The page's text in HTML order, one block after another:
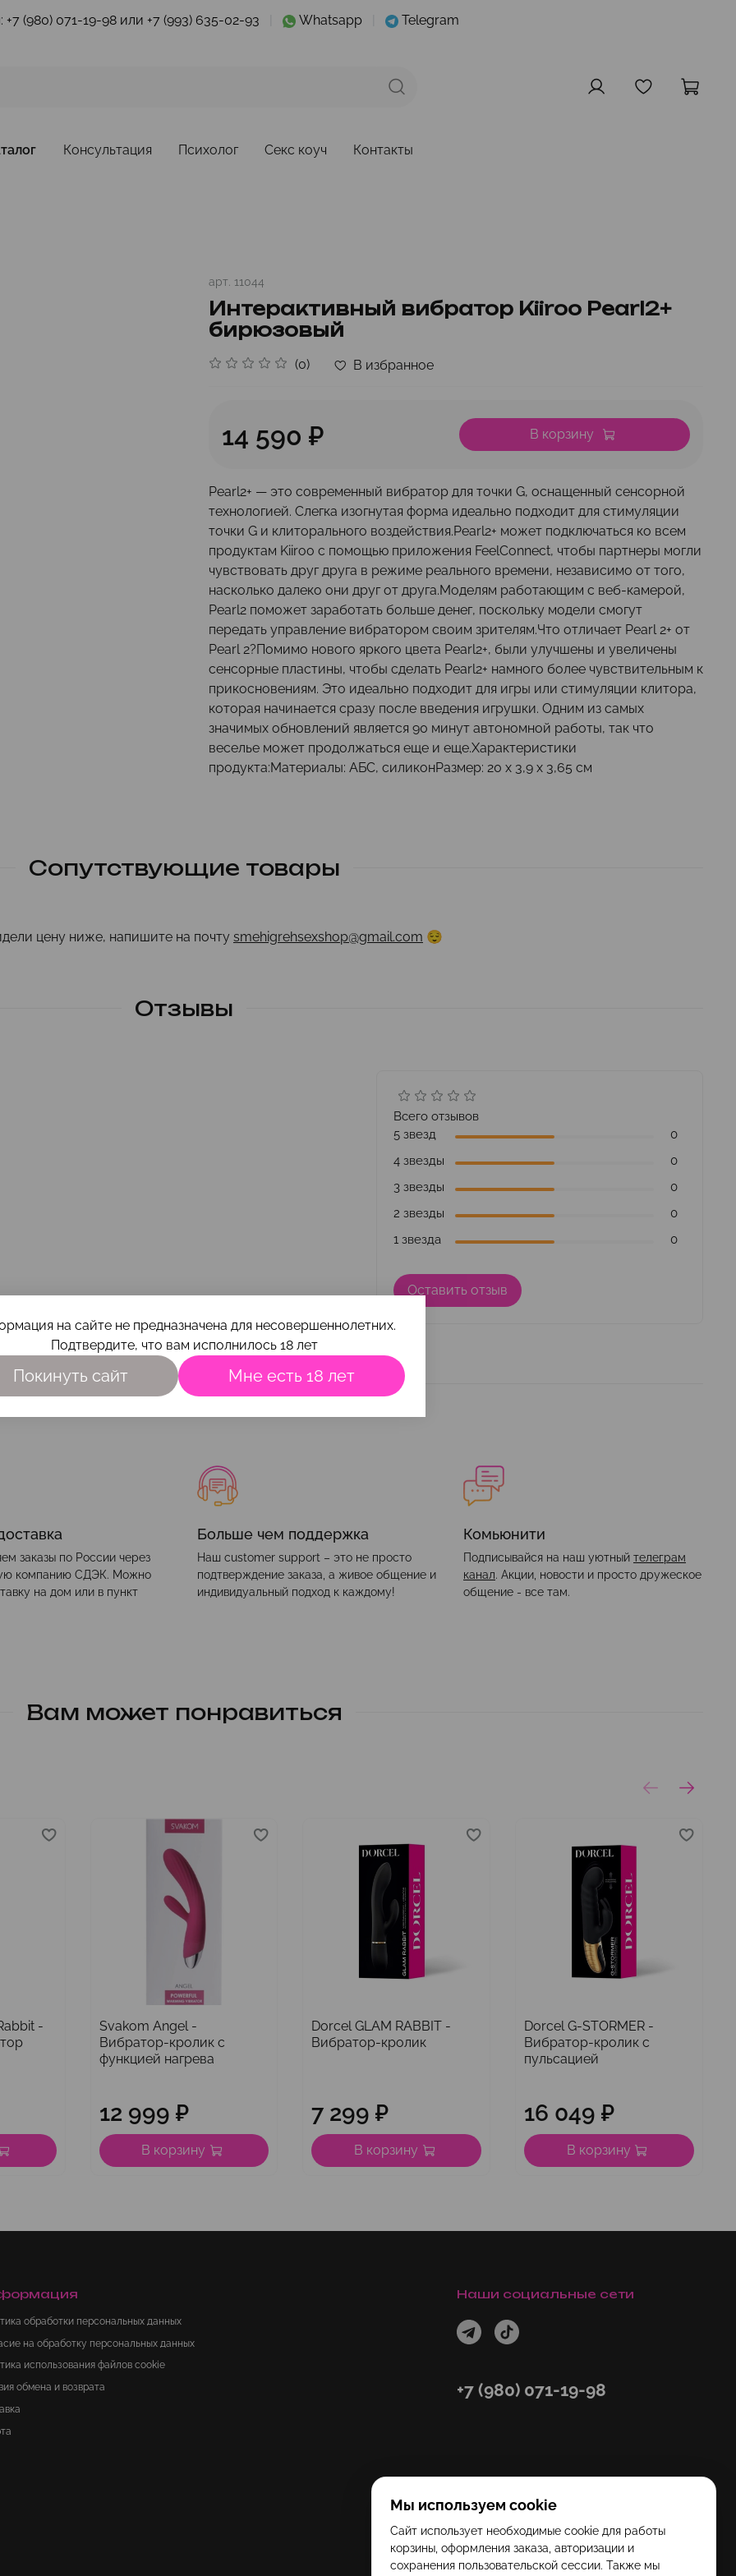
+7 (980) 071-19-98 или +7 (993) 635-02-93 Whatsapp Telegram
Консультация Психолог Секс коуч Контакты
арт. 11044
Интерактивный вибратор Kiiroo Pearl2+
бирюзовый
(0) В избранное
14 590 ₽ В корзину
Pearl2+ — это современный вибратор для точки G, оснащенный сенсорной
технологией. Слегка изогнутая форма идеально подходит для стимуляции
точки G и клиторального воздействия.Pearl2+ может подключаться ко всем
продуктам Kiiroo с помощью приложения FeelConnect, чтобы партнеры могли
чувствовать друг друга в режиме реального времени, независимо от того,
насколько далеко они друг от друга.Моделям работающим с веб-камерой,
Pearl2 поможет заработать больше денег, поскольку модели смогут
передать управление вибратором своим зрителям.Что отличает Pearl 2+ от
Pearl 2?Помимо нового яркого цвета Pearl2+, были улучшены и увеличены
сенсорные пластины, чтобы сделать Pearl2+ намного более чувствительным к
прикосновениям. Это идеально подходит для игры или стимуляции клитора,
которая начинается сразу после введения игрушки. Одним из самых
значимых обновлений является 90 минут автономной работы, так что
веселье может продолжаться еще и еще.Характеристики
продукта:Материалы: АБС, силиконРазмер: 20 х 3,9 х 3,65 см
Сопутствующие товары
цену ниже, напишите на почту smehigrehsexshop@gmail.com 😌
Отзывы
Всего отзывов
5 звезд
0
4 звезды
0
3 звезды
0
2 звезды
0
1 звезда
0
Оставить отзыв
Наши преимущества
заказы по России через
компанию СДЭК. Можно
на дом или в пункт
Больше чем поддержка
Наш customer support – это не просто
подтверждение заказа, а живое общение и
индивидуальный подход к каждому!
Комьюнити
Подписывайся на наш уютный телеграм
канал. Акции, новости и просто дружеское
общение - все там.
Вам может понравиться
-
Svakom Angel -
Вибратор-кролик с
функцией нагрева
12 999 ₽
В корзину
Dorcel GLAM RABBIT -
Вибратор-кролик
7 299 ₽
В корзину
Dorcel G-STORMER -
Вибратор-кролик с
пульсацией
16 049 ₽
В корзину
обработки персональных данных
на обработку персональных данных
использования файлов cookie
обмена и возврата
Наши социальные сети
+7 (980) 071-19-98
на сайте не предназначена для несовершеннолетних.
Подтвердите, что вам исполнилось 18 лет
Покинуть сайт Мне есть 18 лет
Мы используем cookie
Сайт использует необходимые cookie для работы
корзины, оформления заказа, авторизации и
сохранения пользовательской сессии. Также мы